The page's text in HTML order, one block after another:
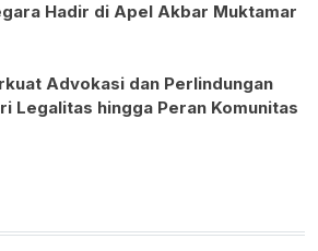
Hadir di Apel Akbar Muktamar
Advokasi dan Perlindungan
Legalitas hingga Peran Komunitas